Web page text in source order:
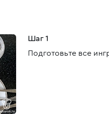
Шаг 1
Подготовьте все